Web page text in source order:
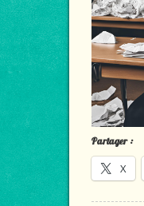
Partager :
X